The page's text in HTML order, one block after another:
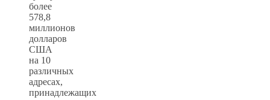
более
578,8
миллионов
долларов
США
на 10
различных
адресах,
принадлежащих